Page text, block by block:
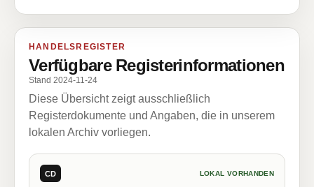
HANDELSREGISTER
Verfügbare Registerinformationen
Stand 2024-11-24
Diese Übersicht zeigt ausschließlich
Registerdokumente und Angaben, die in unserem
lokalen Archiv vorliegen.
CD LOKAL VORHANDEN